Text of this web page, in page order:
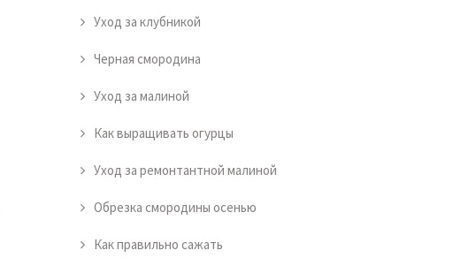
Уход за клубникой
Черная смородина
Уход за малиной
Как выращивать огурцы
Уход за ремонтантной малиной
Обрезка смородины осенью
Как правильно сажать